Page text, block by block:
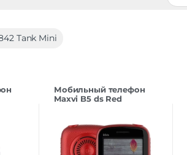
Tank Mini
Мобильный телефон
Maxvi B5 ds Red